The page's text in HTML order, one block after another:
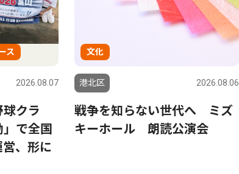
ス
2026.08.07
クラ
で全国
、形に
文化
港北区 2026.08.06
戦争を知らない世代へ ミズ
キーホール 朗読公演会